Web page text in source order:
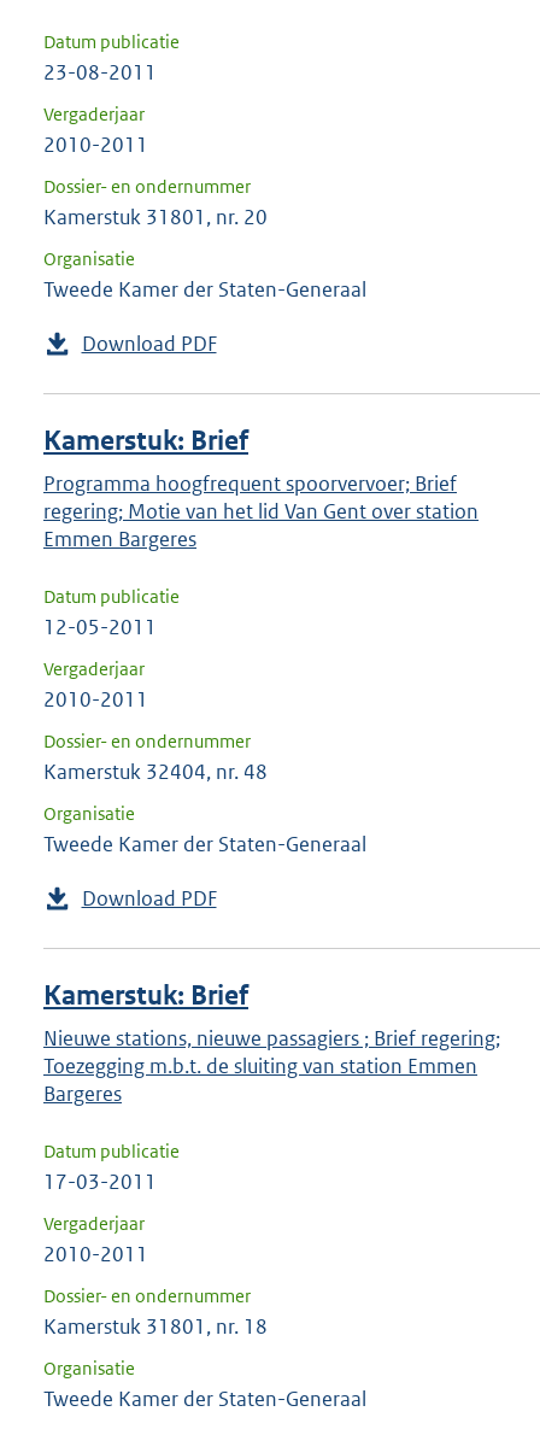
Datum publicatie
23-08-2011
Vergaderjaar
2010-2011
Dossier- en ondernummer
Kamerstuk 31801, nr. 20
Organisatie
Tweede Kamer der Staten-Generaal
Download PDF
Kamerstuk: Brief
Programma hoogfrequent spoorvervoer; Brief
regering; Motie van het lid Van Gent over station
Emmen Bargeres
Datum publicatie
12-05-2011
Vergaderjaar
2010-2011
Dossier- en ondernummer
Kamerstuk 32404, nr. 48
Organisatie
Tweede Kamer der Staten-Generaal
Download PDF
Kamerstuk: Brief
Nieuwe stations, nieuwe passagiers ; Brief regering;
Toezegging m.b.t. de sluiting van station Emmen
Bargeres
Datum publicatie
17-03-2011
Vergaderjaar
2010-2011
Dossier- en ondernummer
Kamerstuk 31801, nr. 18
Organisatie
Tweede Kamer der Staten-Generaal